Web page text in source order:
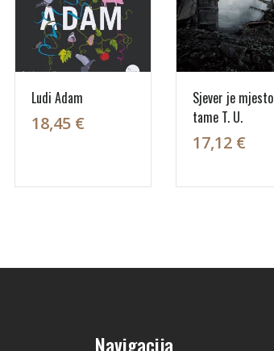
Ludi Adam
18,45 €
Sjever je mjesto
tame T. U.
17,12 €
Navigacija